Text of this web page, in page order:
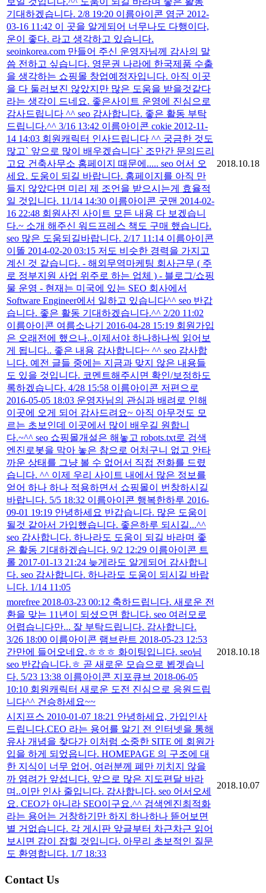
기대하겠습니다. 2/8 19:20 이름아이콘 염군 2012-
03-16 11:42 이 곳을 알게되어 너무나도 다행이다,
운이 좋다. 라고 생각하고 있습니다.
seoinkorea.com 만들어 주신 운영자님께 감사의 말
씀 전하고 싶습니다. 영문권 나라에 한국제품 수출
을 생각하는 쇼핑몰 창업예정자입니다. 아직 이곳
을 다 둘러보진 않았지만 많은 도움을 받을것같다
라는 생각이 드네요. 좋은사이트 운영에 진심으로
감사드립니다 ^^ seo 감사합니다. 좋은 활동 부탁
드립니다.^^ 3/16 13:42 이름아이콘 cokie 2012-11-
14 14:03 회원캐릭터 인사드립니다 ^^ 궁금한 것도
많고` 앞으로 많이 배우겠습니다` 조만간 문의드리
고요 건축사무소 홈페이지 때문에..... seo 어서 오
세요. 도움이 되길 바랍니다. 홈페이지를 아직 만
들지 않았다면 미리 제 조언을 받으시는게 효율적
일 것입니다. 11/14 14:30 이름아이콘 굿맨 2014-02-
16 22:48 회원사진 사이트 모든 내용 다 보겠습니
다.~ 소개 해주신 워드프레스 책도 구매 했습니다.
seo 많은 도움되길바랍니다. 2/17 11:14 이름아이콘
이똘 2014-02-20 03:15 저도 비슷한 경력을 가지고
계신 것 같습니다. - 해외무역마케팅 회사근무 ( 주
로 정부지원 사업 위주로 하는 업체 ) - 블로그/쇼핑
물 운영 - 현재는 미국에 있는 SEO 회사에서
Software Engineer에서 일하고 있습니다^^ seo 반갑
습니다. 좋은 활동 기대하겠습니다.^^ 2/20 11:02
이름아이콘 여름소나기 2016-04-28 15:19 회원가입
은 오래전에 했으나..이제서야 하나하나씩 읽어보
게 됩니다.. 좋은 내용 감사합니다~ ^^ seo 감사합
니다. 예전 글들 중에는 지금과 맞지 않은 내용들
도 있을 것입니다. 코멘트해주시면 확인/보정하도
록하겠습니다. 4/28 15:58 이름아이콘 저편으로
2016-05-05 18:03 운영자님의 관심과 배려로 인해
이곳에 오게 되어 감사드려요~ 아직 아무것도 모
르는 초보인데 이곳에서 많이 배우길 원합니
다.~^^ seo 쇼핑몰개설은 해놓고 robots.txt로 검색
엔진로봇을 막아 놓은 참으로 어처구니 없고 안타
까운 상태를 그냥 볼 수 없어서 직접 전화를 드렸
습니다. ^^ 이제 우리 사이트 내에서 많은 정보를
얻어 하나 하나 적용하면서 쇼핑몰이 번창하시길
바랍니다. 5/5 18:32 이름아이콘 행복한하루 2016-
09-01 19:19 안녕하세요 반갑습니다. 많은 도움이
될것 같아서 가입했습니다. 좋은하루 되시길...^^
seo 감사합니다. 하나라도 도움이 되길 바라며 좋
은 활동 기대하겠습니다. 9/2 12:29 이름아이콘 트
롤 2017-01-13 21:24 늦게라도 알게되어 감사합니
다. seo 감사합니다. 하나라도 도움이 되시길 바랍
니다. 1/14 11:05
2018.10.18
morefree 2018-03-23 00:12 축하드립니다. 새로운 전
환을 맞는 11년이 되셨으면 합니다. seo 여러모로
어렵습니다만... 잘 부탁드립니다. 감사합니다.
3/26 18:00 이름아이콘 램브란트 2018-05-23 12:53
간만에 들어오네요.ㅎㅎㅎ 화이팅입니다. seo님
seo 반갑습니다.ㅎ 곧 새로운 모습으로 뵙겟습니
다. 5/23 13:38 이름아이콘 지포큐브 2018-06-05
10:10 회원캐릭터 새로운 도전 진심으로 응원드립
니다^^ 건승하세요~~
2018.10.18
시지프스 2010-01-07 18:21 안녕하세요, 가입인사
드립니다.CEO 라는 용어를 알기 전 인터넷을 통해
유사 개념을 찾다가 이처럼 소중한 SITE 에 회원가
입을 하게 되었읍니다. HOMEPAGE 의 구조에 대
한 지식이 너무 없어, 여러분께 폐만 끼치지 않을
까 염려가 앞섭니다. 앞으로 많은 지도편달 바라
며..이만 인사 줄입니다. 감사합니다. seo 어서오세
요. CEO가 아니라 SEO이구요.^^ 검색엔진최적화
라는 용어는 거창하기만 하지 하나하나 뜯어보면
별 거없습니다. 각 게시판 앞글부터 차근차근 읽어
보시면 감이 잡힐 것입니다. 아무리 초보적인 질문
도 환영합니다. 1/7 18:33
2018.10.07
Contact Us